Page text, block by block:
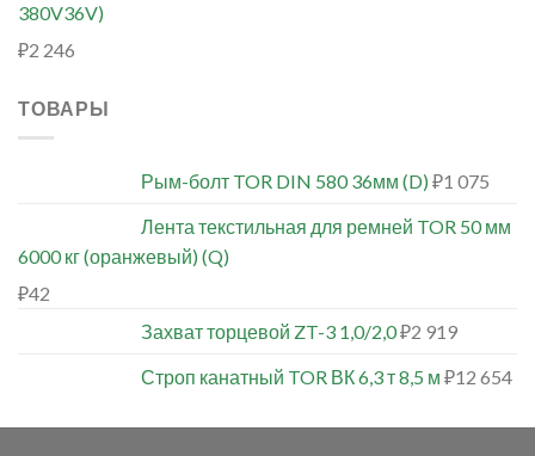
380V36V)
₽2 246
ТОВАРЫ
Рым-болт TOR DIN 580 36мм (D) ₽1 075
Лента текстильная для ремней TOR 50 мм
6000 кг (оранжевый) (Q)
₽42
Захват торцевой ZT-3 1,0/2,0₽2 919
Строп канатный TOR ВК 6,3 т 8,5 м ₽12 654